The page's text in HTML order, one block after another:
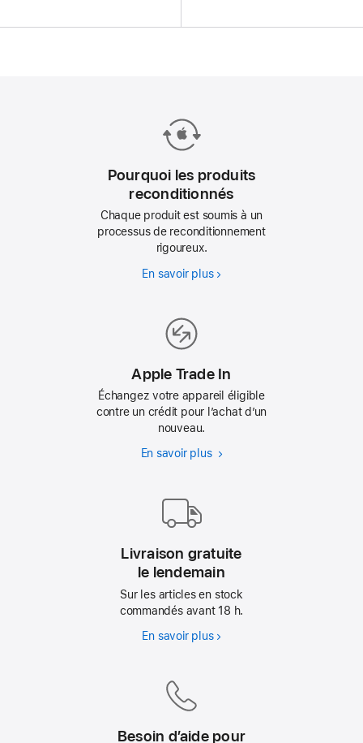
Pourquoi les produits
reconditionnés
Chaque produit est soumis à un
processus de reconditionnement
rigoureux.
En savoir plusPourquoi
Apple Trade In
Échangez votre appareil éligible
contre un crédit pour l’achat d’un
nouveau.
En savoir plus Apple
Livraison gratuite
le lendemain
Sur les articles en stock
commandés avant 18 h.
En savoir plusLivraison
Besoin d’aide pour